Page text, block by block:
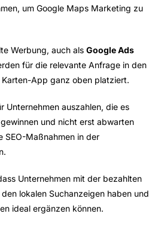
um Google Maps Marketing zu
Werbung, auch als Google Ads
für die relevante Anfrage in den
App ganz oben platziert.
Unternehmen auszahlen, die es
und nicht erst abwarten
SEO-Maßnahmen in der
Unternehmen mit der bezahlten
lokalen Suchanzeigen haben und
ideal ergänzen können.